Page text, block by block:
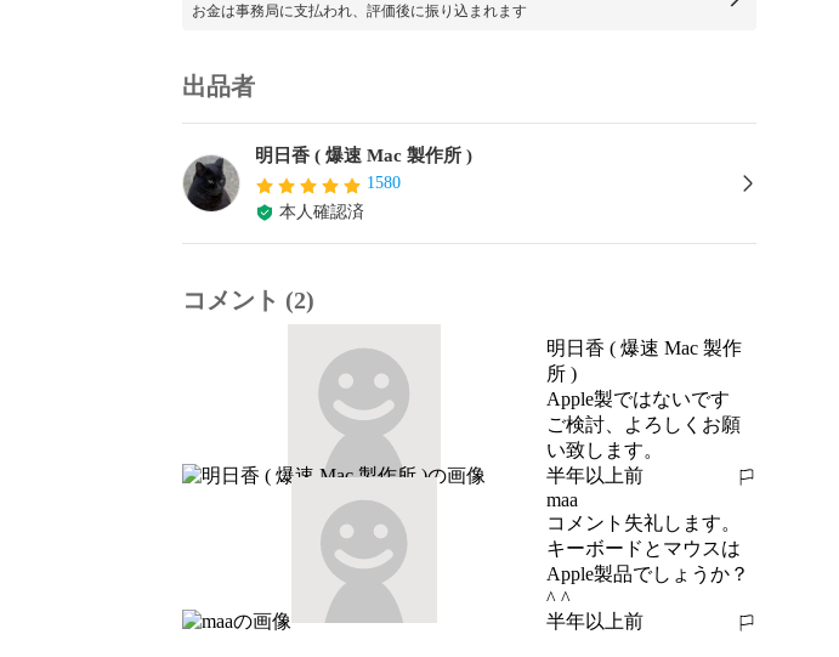
お金は事務局に支払われ、評価後に振り込まれます
出品者
明日香 ( 爆速 Mac 製作所 )
1580
本人確認済
コメント (2)
明日香 ( 爆速 Mac 製作
所 )
Apple製ではないです
ご検討、よろしくお願
い致します。
半年以上前
報告する
maa
コメント失礼します。
キーボードとマウスは
Apple製品でしょうか？
^ ^
半年以上前
報告する